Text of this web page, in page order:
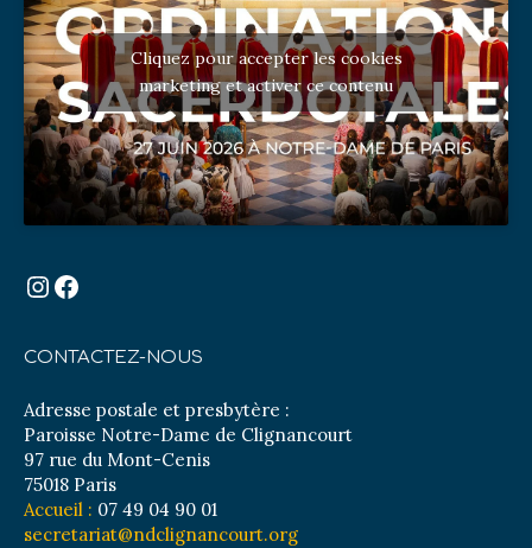
Cliquez pour accepter les cookies
marketing et activer ce contenu
Instagram
Facebook
CONTACTEZ-NOUS
Adresse postale et presbytère :
Paroisse Notre-Dame de Clignancourt
97 rue du Mont-Cenis
75018 Paris
Accueil : 07 49 04 90 01
secretariat@ndclignancourt.org